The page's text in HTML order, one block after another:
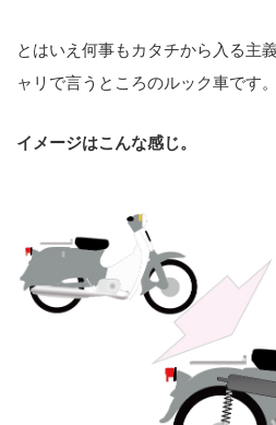
とはいえ何事もカタチから入る主
ャリで言うところのルック車です。
イメージはこんな感じ。